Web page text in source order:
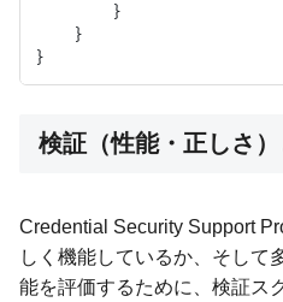
        }
    }
検証（性能・正しさ
Credential Security Support
しく機能しているか、そして
能を評価するために、検証ス